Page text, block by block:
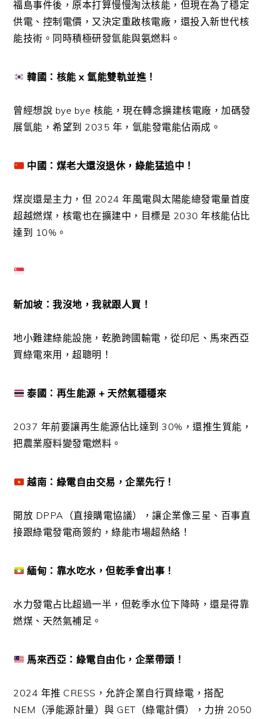
福島事件後，原本打算慢慢淘汰核能，但現在為了穩定
供電、控制電價，又決定重啟核電廠，還投入新世代核
能技術。同時積極研發氫能與氨燃料。
韓國：核能 x 氫能雙軌並進！
曾經想說 bye bye 核能，現在轉念擴建核電廠，加碼發
展氫能，希望到 2035 年，氫能發電能佔兩成。
中國：煤老大還沒退休，綠能猛追中！
煤炭還是主力，但 2024 年風電與太陽能總發電量首度
超越燃煤，核電也在擴建中，目標是 2030 年核能佔比
達到 10%。
新加坡：我沒地，我就跟人買！
地小難建綠能設施，乾脆跨國輸電，從印尼、馬來西亞
買綠電來用，超聰明！
泰國：再生能源 + 天然氣穩穩來
2037 年前要讓再生能源佔比達到 30%，還推生質能，
把農業廢料變發電燃料。
越南：綠電自由交易，企業先行！
開放 DPPA（直接購電協議），讓企業像三星、百事直
接跟綠電發電商簽約，綠能市場超熱絡！
緬甸：靠水吃水，但乾季會出事！
水力發電占比超過一半，但乾季水位下降時，還是得靠
燃煤、天然氣補足。
馬來西亞：綠電自由化，企業帶頭！
2024 年推 CRESS，允許企業自行買綠電，搭配
NEM（淨能源計量）與 GET（綠電計價），力拚 2050